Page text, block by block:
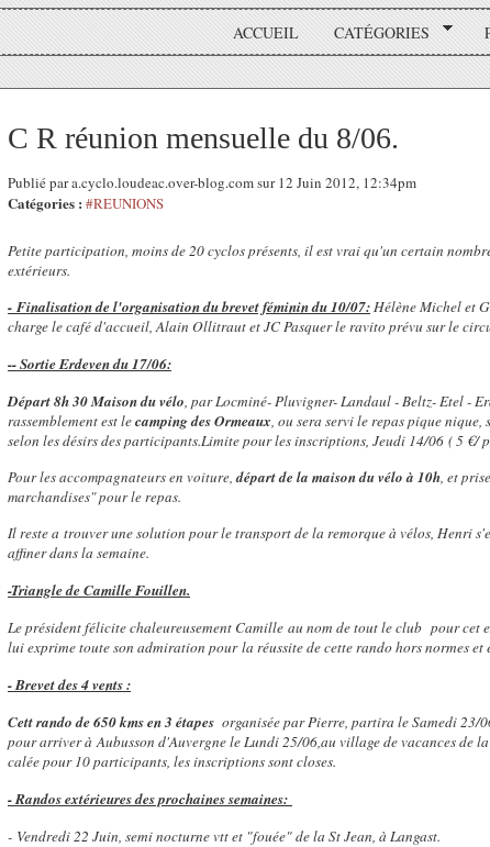
ACCUEIL CATÉGORIES
C R réunion mensuelle du 8/06.
Publié par a.cyclo.loudeac.over-blog.com sur 12 Juin 2012, 12:34pm
Catégories : #REUNIONS
Petite participation, moins de 20 cyclos présents, il est vrai qu'un certain
extérieurs.
- Finalisation de l'organisation du brevet féminin du 10/07:Hélène Michel et
charge le café d'accueil, Alain Ollitraut et JC Pasquer le ravito prévu sur le
-- Sortie Erdeven du 17/06:
Départ 8h 30 Maison du vélo, par Locminé- Pluvigner- Landaul - Beltz- Etel -
rassemblement est lecamping des Ormeaux, ou sera servi le repas pique nique,
selon les désirs des participants.Limite pour les inscriptions, Jeudi 14/06 ( 5 €/
Pour les accompagnateurs en voiture,départ de la maison du vélo à 10h, et
marchandises" pour le repas.
Il reste a trouver une solution pour le transport de la remorque à vélos, Henri
affiner dans la semaine.
-Triangle de Camille Fouillen.
Le président félicite chaleureusement Camille au nom de tout le club pour cet
lui exprime toute son admiration pour la réussite de cette rando hors normes
- Brevet des 4 vents :
Cett rando de 650 kms en 3 étapes organisée par Pierre, partira le Samedi 23/
pour arriver à Aubusson d'Auvergne le Lundi 25/06,au village de vacances de
calée pour 10 participants, les inscriptions sont closes.
- Randos extérieures des prochaines semaines:
- Vendredi 22 Juin, semi nocturne vtt et "fouée" de la St Jean, à Langast.